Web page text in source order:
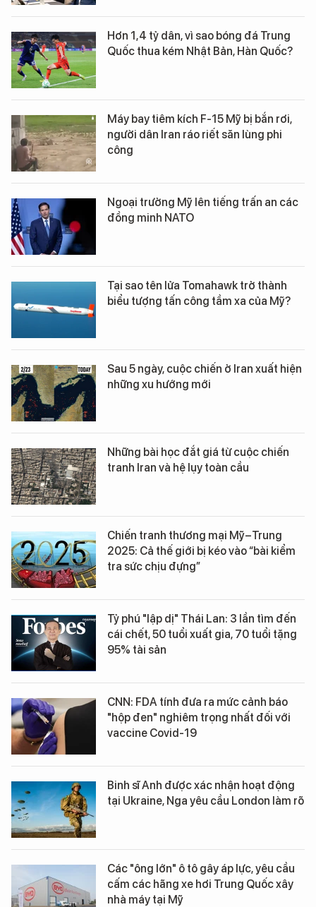
Hơn 1,4 tỷ dân, vì sao bóng đá Trung
Quốc thua kém Nhật Bản, Hàn Quốc?
Máy bay tiêm kích F-15 Mỹ bị bắn rơi,
người dân Iran ráo riết săn lùng phi
công
Ngoại trưởng Mỹ lên tiếng trấn an các
đồng minh NATO
Tại sao tên lửa Tomahawk trở thành
biểu tượng tấn công tầm xa của Mỹ?
Sau 5 ngày, cuộc chiến ở Iran xuất hiện
những xu hướng mới
Những bài học đắt giá từ cuộc chiến
tranh Iran và hệ lụy toàn cầu
Chiến tranh thương mại Mỹ–Trung
2025: Cả thế giới bị kéo vào “bài kiểm
tra sức chịu đựng”
Tỷ phú "lập dị" Thái Lan: 3 lần tìm đến
cái chết, 50 tuổi xuất gia, 70 tuổi tặng
95% tài sản
CNN: FDA tính đưa ra mức cảnh báo
"hộp đen" nghiêm trọng nhất đối với
vaccine Covid-19
Binh sĩ Anh được xác nhận hoạt động
tại Ukraine, Nga yêu cầu London làm rõ
Các "ông lớn" ô tô gây áp lực, yêu cầu
cấm các hãng xe hơi Trung Quốc xây
nhà máy tại Mỹ